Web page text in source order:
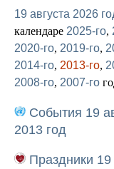
19 августа 2026
календаре 2025-го,
2020-го, 2019-го,
2014-го, 2013-го,
2008-го, 2007-го
События 19
2013 год
Праздники 19